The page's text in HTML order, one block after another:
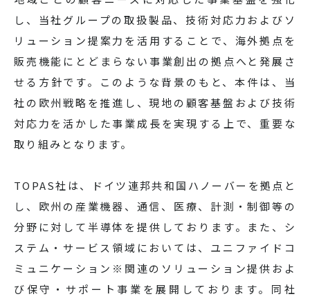
し、当社グループの取扱製品、技術対応力およびソ
リューション提案力を活用することで、海外拠点を
販売機能にとどまらない事業創出の拠点へと発展さ
せる方針です。このような背景のもと、本件は、当
社の欧州戦略を推進し、現地の顧客基盤および技術
対応力を活かした事業成長を実現する上で、重要な
取り組みとなります。
TOPAS社は、ドイツ連邦共和国ハノーバーを拠点と
し、欧州の産業機器、通信、医療、計測・制御等の
分野に対して半導体を提供しております。また、シ
ステム・サービス領域においては、ユニファイドコ
ミュニケーション※関連のソリューション提供およ
び保守・サポート事業を展開しております。同社